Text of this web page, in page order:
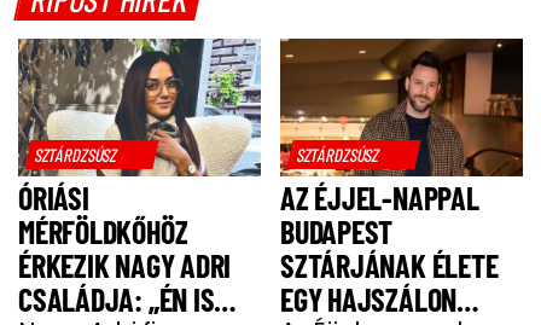
SZTÁRDZSÚSZ
ÓRIÁSI
MÉRFÖLDKŐHÖZ
ÉRKEZIK NAGY ADRI
CSALÁDJA: „ÉN IS
SZTÁRDZSÚSZ
AZ ÉJJEL-NAPPAL
BUDAPEST
SZTÁRJÁNAK ÉLETE
EGY HAJSZÁLON